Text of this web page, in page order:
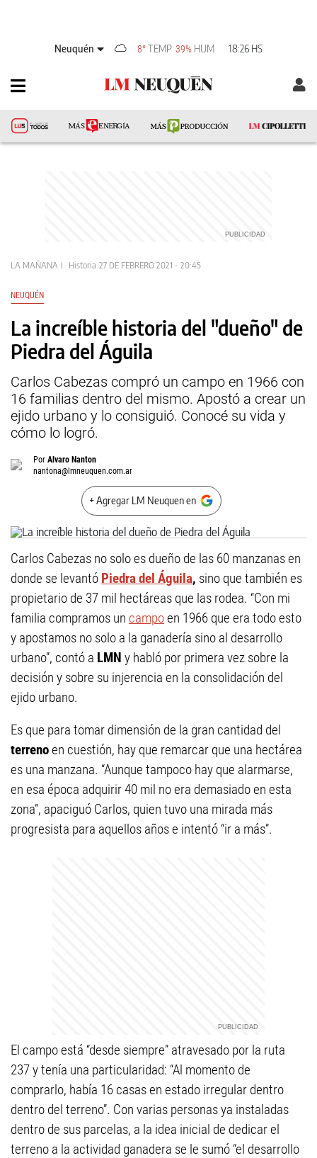
Neuquén 8° TEMP 39% HUM 18:26 HS
LA MAÑANA Historia 27 DE FEBRERO 2021 - 20:45
NEUQUÉN
La increíble historia del "dueño" de
Piedra del Águila
Carlos Cabezas compró un campo en 1966 con
16 familias dentro del mismo. Apostó a crear un
ejido urbano y lo consiguió. Conocé su vida y
cómo lo logró.
Por Alvaro Nanton
nantona@lmneuquen.com.ar
+ Agregar LM Neuquen en
Carlos Cabezas no solo es dueño de las 60 manzanas en
donde se levantó Piedradel Águila, sino que también es
propietario de 37 mil hectáreas que las rodea. “Con mi
familia compramos un campoen 1966 que era todo esto
y apostamos no solo a la ganadería sino al desarrollo
urbano”, contó a LMN y habló por primera vez sobre la
decisión y sobre su injerencia en la consolidación del
ejido urbano.
Es que para tomar dimensión de la gran cantidad del
terrenoen cuestión, hay que remarcar que una hectárea
es una manzana. “Aunque tampoco hay que alarmarse,
en esa época adquirir 40 mil no era demasiado en esta
zona”, apaciguó Carlos, quien tuvo una mirada más
progresista para aquellos años e intentó “ir a más”.
El campo está “desde siempre” atravesado por la ruta
237 y tenía una particularidad: “Al momento de
comprarlo, había 16 casas en estado irregular dentro
dentro del terreno”. Con varias personas ya instaladas
dentro de sus parcelas, a la idea inicial de dedicar el
terreno a la actividad ganadera se le sumó “el desarrollo